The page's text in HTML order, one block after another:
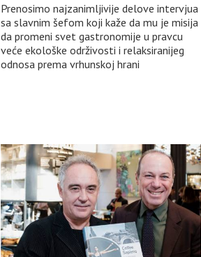
Prenosimo najzanimljivije delove intervjua
sa slavnim šefom koji kaže da mu je misija
da promeni svet gastronomije u pravcu
veće ekološke održivosti i relaksiranijeg
odnosa prema vrhunskoj hrani